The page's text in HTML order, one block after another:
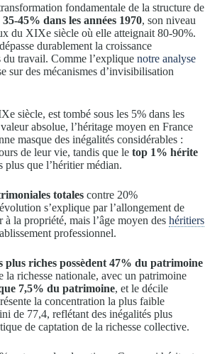
fondamentale de la structure de
35-45% dans les années 1970, son niveau
du XIXe siècle où elle atteignait 80-90%.
durablement la croissance
travail. Comme l’explique notre analyse
sur des mécanismes d’invisibilisation
siècle, est tombé sous les 5% dans les
absolue, l’héritage moyen en France
masque des inégalités considérables :
de leur vie, tandis que le top 1% hérite
plus que l’héritier médian.
totales contre 20%
s’explique par l’allongement de
la propriété, mais l’âge moyen des héritiers
professionnel.
plus riches possèdent 47% du patrimoine
la richesse nationale, avec un patrimoine
7,5% du patrimoine, et le décile
la concentration la plus faible
de 77,4, reflétant des inégalités plus
de captation de la richesse collective.